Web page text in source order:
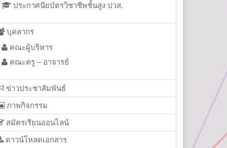
ประกาศนียบัตรวิชาชีพชั้นสูง ปวส.
บุคลากร
คณะผู้บริหาร
คณะครู – อาจารย์
ข่าวประชาสัมพันธ์
ภาพกิจกรรม
สมัครเรียนออนไลน์
ดาวน์โหลดเอกสาร